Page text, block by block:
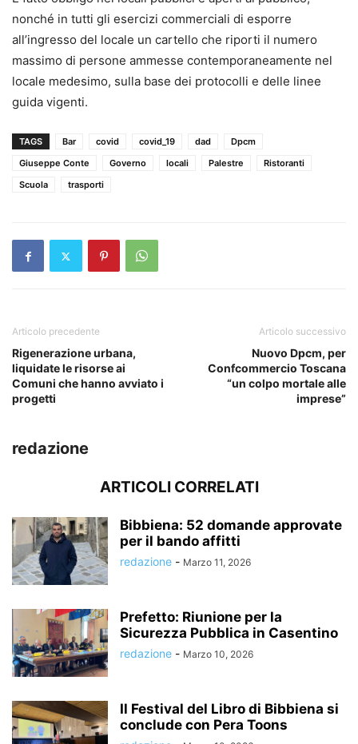
nonché in tutti gli esercizi commerciali di esporre
all’ingresso del locale un cartello che riporti il numero
massimo di persone ammesse contemporaneamente nel
locale medesimo, sulla base dei protocolli e delle linee
guida vigenti.
TAGS Bar covid covid_19 dad
Dpcm
Giuseppe Conte
Governo locali Palestre
Ristoranti
Scuola
trasporti
Articolo precedente
Rigenerazione urbana,
liquidate le risorse ai
Comuni che hanno avviato i
progetti
Articolo successivo
Nuovo Dpcm, per
Confcommercio Toscana
“un colpo mortale alle
imprese”
redazione
ARTICOLI CORRELATI
Bibbiena: 52 domande approvate
per il bando affitti
redazione - Marzo 11, 2026
Prefetto: Riunione per la
Sicurezza Pubblica in Casentino
redazione - Marzo 10, 2026
Il Festival del Libro di Bibbiena si
conclude con Pera Toons